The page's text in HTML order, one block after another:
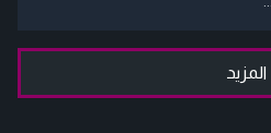
المزيد